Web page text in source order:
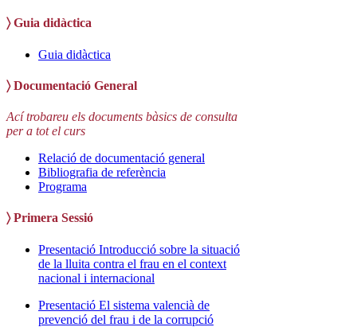
〉Guia didàctica
Guia didàctica
〉 Documentació General
Ací trobareu els documents bàsics de consulta
per a tot el curs
Relació de documentació general
Bibliografia de referència
Programa
〉 Primera Sessió
Presentació Introducció sobre la situació
de la lluita contra el frau en el context
nacional i internacional
Presentació El sistema valencià de
prevenció del frau i de la corrupció